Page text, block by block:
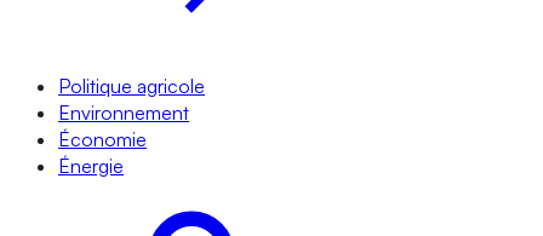
Politique agricole
Environnement
Économie
Énergie